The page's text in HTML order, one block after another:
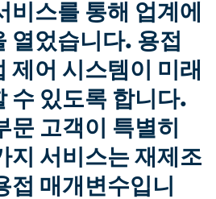
비스를 통해 업계에
열었습니다. 용접
제어 시스템이 미래
수 있도록 합니다.
문 고객이 특별히
지 서비스는 재제조
접 매개변수입니